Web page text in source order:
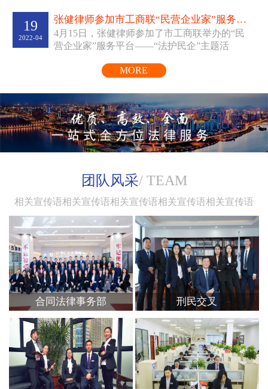
企业家们的一致认可。张健
律师辩护词《李某持刀杀人
判处五年有期徒刑》已
《中国刑辩大律师》
共同著作有《登峰律途》、
《走进盈科大律师》等。
19
2022-04
张健律师参加市工商联“民营企业家”服务平台—...
4月15日，张健律师参加了市工商联举办的“民
营企业家”服务平台——“法护民企”主题活
MORE
团队风采/ TEAM
相关宣传语相关宣传语相关宣传语相关宣传语相关宣传语
合同法律事务部 刑民交叉